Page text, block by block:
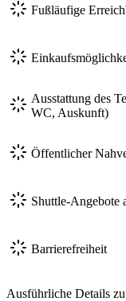
Fußläufige
Ausstattung des
WC, Auskunft)
Öffentlicher
Shuttle-Angebote
Barrierefreiheit
Ausführliche Details